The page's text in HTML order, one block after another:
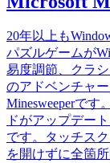
20年以上も
パズルゲームが
易度調節、クラ
のアドベンチャ
Minesweeperで
ドがアップデー
です。タッチス
を開けずに全箇